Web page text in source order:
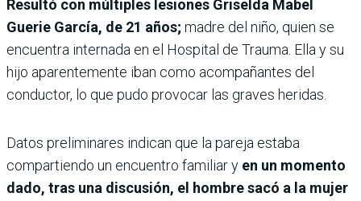
Resultó con múltiples lesiones Griselda Mabel
Guerie García, de 21 años; madre del niño, quien se
encuentra internada en el Hospital de Trauma. Ella y su
hijo aparentemente iban como acompañantes del
conductor, lo que pudo provocar las graves heridas.
Datos preliminares indican que la pareja estaba
compartiendo un encuentro familiar y en un momento
dado, tras una discusión, el hombre sacó a la mujer